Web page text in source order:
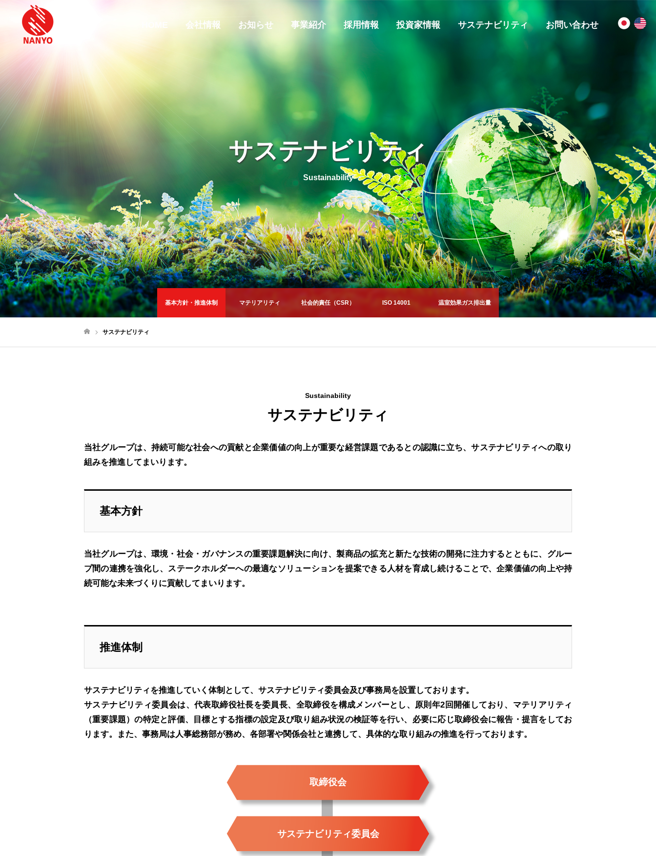
HOME 会社情報 お知らせ 事業紹介 採用情報 投資家情報 サステナビリティ お問い合わせ
サステナビリティ
Sustainability
基本方針・推進体制 マテリアリティ 社会的責任（CSR） ISO 14001 温室効果ガス排出量
サステナビリティ
Sustainability
サステナビリティ
当社グループは、持続可能な社会への貢献と企業価値の向上が重要な経営課題であるとの認識に立ち、サステナビリティへの取り
組みを推進してまいります。
基本方針
当社グループは、環境・社会・ガバナンスの重要課題解決に向け、製商品の拡充と新たな技術の開発に注力するとともに、グルー
プ間の連携を強化し、ステークホルダーへの最適なソリューションを提案できる人材を育成し続けることで、企業価値の向上や持
続可能な未来づくりに貢献してまいります。
推進体制
サステナビリティを推進していく体制として、サステナビリティ委員会及び事務局を設置しております。
サステナビリティ委員会は、代表取締役社長を委員長、全取締役を構成メンバーとし、原則年2回開催しており、マテリアリティ
（重要課題）の特定と評価、目標とする指標の設定及び取り組み状況の検証等を行い、必要に応じ取締役会に報告・提言をしてお
ります。また、事務局は人事総務部が務め、各部署や関係会社と連携して、具体的な取り組みの推進を行っております。
取締役会
サステナビリティ委員会